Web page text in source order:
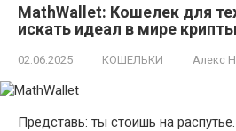
MathWallet: Кошелек для
искать идеал в мире крипты
02.06.2025 КОШЕЛЬКИ Алекс
Представь: ты стоишь на